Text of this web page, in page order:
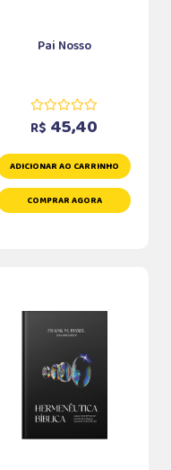
Pai Nosso
R$ 45,40
ADICIONAR AO CARRINHO
COMPRAR AGORA